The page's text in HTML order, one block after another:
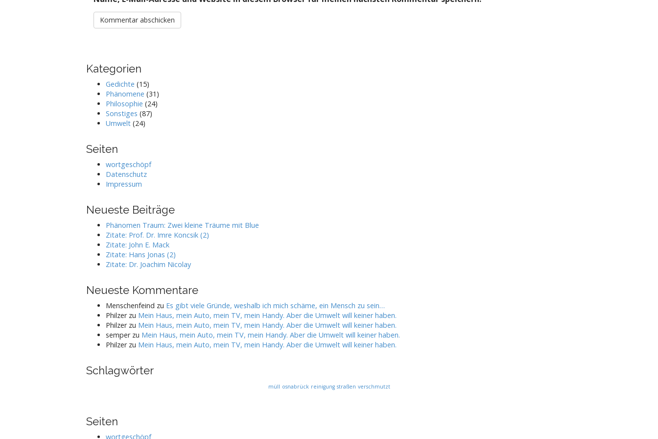
Kategorien
Gedichte (15)
Phänomene (31)
Philosophie (24)
Sonstiges (87)
Umwelt (24)
Seiten
wortgeschöpf
Datenschutz
Impressum
Neueste Beiträge
Phänomen Traum: Zwei kleine Träume mit Blue
Zitate: Prof. Dr. Imre Koncsik (2)
Zitate: John E. Mack
Zitate: Hans Jonas (2)
Zitate: Dr. Joachim Nicolay
Neueste Kommentare
Menschenfeind zu Es gibt viele Gründe, weshalb ich mich schäme, ein Mensch zu sein…
Philzerzu Mein Haus, mein Auto, mein TV, mein Handy. Aber die Umwelt will keiner haben.
Philzerzu Mein Haus, mein Auto, mein TV, mein Handy. Aber die Umwelt will keiner haben.
semperzu Mein Haus, mein Auto, mein TV, mein Handy. Aber die Umwelt will keiner haben.
Philzerzu Mein Haus, mein Auto, mein TV, mein Handy. Aber die Umwelt will keiner haben.
Schlagwörter
müll osnabrück reinigung straßen verschmutzt
Seiten
wortgeschöpf